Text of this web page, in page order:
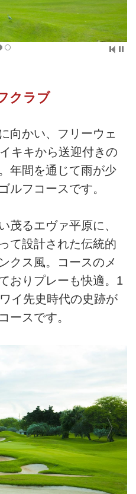
クラブ
向かい、フリーウェ
キキから送迎付きの
年間を通じて雨が少
ルフコースです。
茂るエヴァ平原に、
て設計された伝統的
クス風。コースのメ
おりプレーも快適。1
イ先史時代の史跡が
ースです。